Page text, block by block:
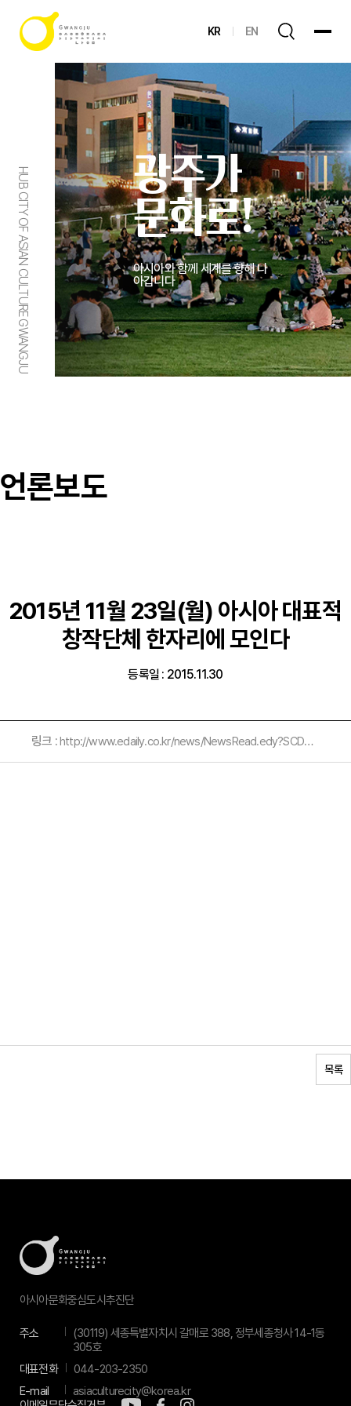
KR EN
HUB CITY OF ASIAN CULTURE GWANGJU
광주가
문화로!
아시아와 함께 세계를 향해 나
아갑니다
언론보도
2015년 11월 23일(월) 아시아 대표적
창작단체 한자리에 모인다
등록일 : 2015.11.30
링크 :http://www.edaily.co.kr/news/NewsRead.edy?SCD=JI71&newsid=02236966609568672&DCD=A407&OutLnkChk=Y
목록
아시아문화중심도시추진단
주소
(30119) 세종특별자치시 갈매로 388, 정부세종청사 14-1동
305호
대표전화
044-203-2350
E-mail
asiaculturecity@korea.kr